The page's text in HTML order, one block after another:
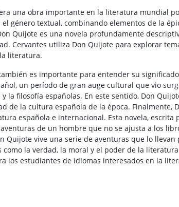
una obra importante en la literatura mundial
género textual, combinando elementos de la
Quijote es una novela profundamente
Cervantes utiliza Don Quijote para explorar
literatura.
es importante para entender su
un período de gran auge cultural que vio
la filosofía españolas. En este sentido, Don
de la cultura española de la época. Finalmente,
española e internacional. Esta novela, escrita
de un hombre que no se ajusta a los
Quijote vive una serie de aventuras que lo llevan
la verdad, la moral y el poder de la
los estudiantes de idiomas interesados ​​en la